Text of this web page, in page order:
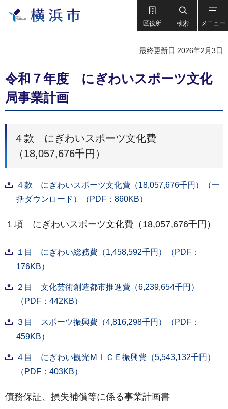
区役所 検索 メニュー
最終更新日 2026年2月3日
令和７年度 にぎわいスポーツ文化
局事業計画
４款 にぎわいスポーツ文化費
（18,057,676千円）
４款 にぎわいスポーツ文化費（18,057,676千円）（一
括ダウンロード）（PDF：860KB）
１項 にぎわいスポーツ文化費（18,057,676千円）
１目 にぎわい総務費（1,458,592千円）（PDF：
176KB）
２目 文化芸術創造都市推進費（6,239,654千円）
（PDF：442KB）
３目 スポーツ振興費（4,816,298千円）（PDF：
459KB）
４目 にぎわい観光ＭＩＣＥ振興費（5,543,132千円）
（PDF：403KB）
債務保証、損失補償等に係る事業計画書